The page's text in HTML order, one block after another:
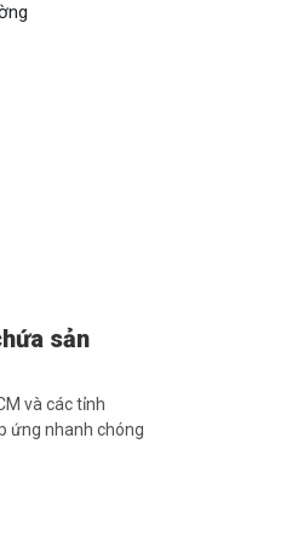
sản
và các tỉnh
ứng nhanh chóng